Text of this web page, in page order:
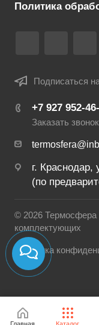
Политика
Подписаться
+7 927 952-
Заказать звонок
г. Краснодар,
(по
© 2026 Термосфера
комплектующих
Политика